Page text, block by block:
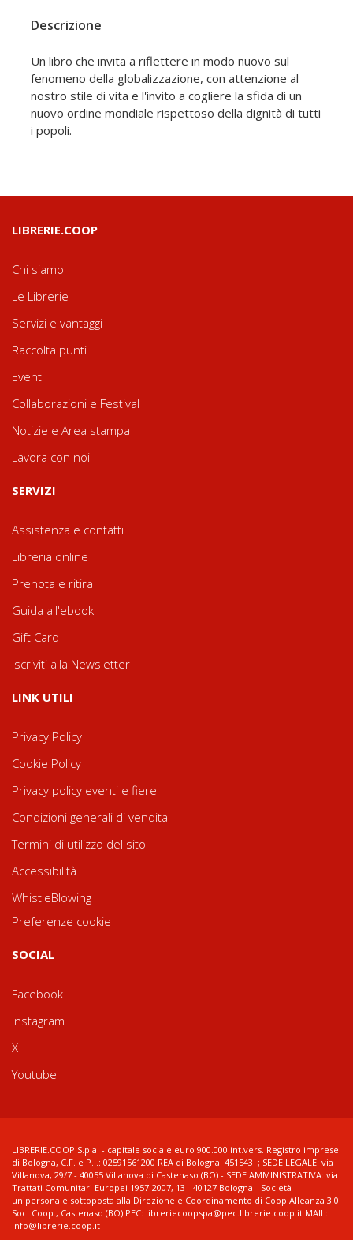
Descrizione
Un libro che invita a riflettere in modo nuovo sul
fenomeno della globalizzazione, con attenzione al
nostro stile di vita e l'invito a cogliere la sfida di un
nuovo ordine mondiale rispettoso della dignità di tutti
i popoli.
LIBRERIE.COOP
Chi siamo
Le Librerie
Servizi e vantaggi
Raccolta punti
Eventi
Collaborazioni e Festival
Notizie e Area stampa
Lavora con noi
SERVIZI
Assistenza e contatti
Libreria online
Prenota e ritira
Guida all'ebook
Gift Card
Iscriviti alla Newsletter
LINK UTILI
Privacy Policy
Cookie Policy
Privacy policy eventi e fiere
Condizioni generali di vendita
Termini di utilizzo del sito
Accessibilità
WhistleBlowing
Preferenze cookie
SOCIAL
Facebook
Instagram
X
Youtube
LIBRERIE.COOP S.p.a. - capitale sociale euro 900.000 int.vers. Registro imprese
di Bologna, C.F. e P.I.: 02591561200 REA di Bologna: 451543 ; SEDE LEGALE: via
Villanova, 29/7 - 40055 Villanova di Castenaso (BO) - SEDE AMMINISTRATIVA: via
Trattati Comunitari Europei 1957-2007, 13 - 40127 Bologna - Società
unipersonale sottoposta alla Direzione e Coordinamento di Coop Alleanza 3.0
Soc. Coop., Castenaso (BO) PEC: libreriecoopspa@pec.librerie.coop.it MAIL:
info@librerie.coop.it